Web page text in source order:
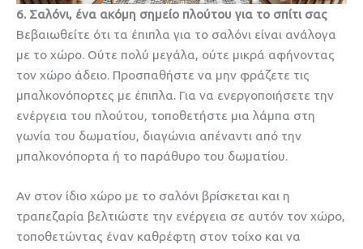
6. Σαλόνι, ένα ακόμη σημείο πλούτου για το σπίτι σας
Βεβαιωθείτε ότι τα έπιπλα για το σαλόνι είναι ανάλογα
με το χώρο. Ούτε πολύ μεγάλα, ούτε μικρά αφήνοντας
τον χώρο άδειο. Προσπαθήστε να μην φράζετε τις
μπαλκονόπορτες με έπιπλα. Για να ενεργοποιήσετε την
ενέργεια του πλούτου, τοποθετήστε μια λάμπα στη
γωνία του δωματίου, διαγώνια απέναντι από την
μπαλκονόπορτα ή το παράθυρο του δωματίου.
Αν στον ίδιο χώρο με το σαλόνι βρίσκεται και η
τραπεζαρία βελτιώστε την ενέργεια σε αυτόν τον χώρο,
τοποθετώντας έναν καθρέφτη στον τοίχο και να